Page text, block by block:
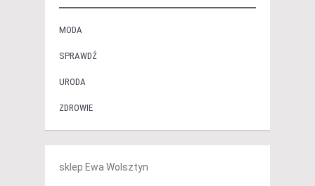
MODA
SPRAWDŹ
URODA
ZDROWIE
sklep Ewa Wolsztyn